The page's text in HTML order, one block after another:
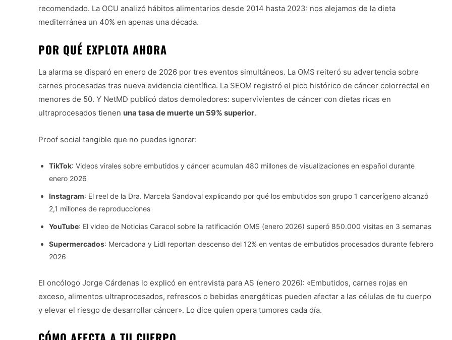
recomendado. La OCU analizó hábitos alimentarios desde 2014 hasta 2023: nos alejamos de la dieta
mediterránea un 40% en apenas una década.
POR QUÉ EXPLOTA AHORA
La alarma se disparó en enero de 2026 por tres eventos simultáneos. La OMS reiteró su advertencia sobre
carnes procesadas tras nueva evidencia científica. La SEOM registró el pico histórico de cáncer colorrectal en
menores de 50. Y NetMD publicó datos demoledores: supervivientes de cáncer con dietas ricas en
ultraprocesados tienen una tasa de muerte un 59% superior.
Proof social tangible que no puedes ignorar:
TikTok: Videos virales sobre embutidos y cáncer acumulan 480 millones de visualizaciones en español durante
enero 2026
Instagram: El reel de la Dra. Marcela Sandoval explicando por qué los embutidos son grupo 1 cancerígeno alcanzó
2,1 millones de reproducciones
YouTube: El video de Noticias Caracol sobre la ratificación OMS (enero 2026) superó 850.000 visitas en 3 semanas
Supermercados: Mercadona y Lidl reportan descenso del 12% en ventas de embutidos procesados durante febrero
2026
El oncólogo Jorge Cárdenas lo explicó en entrevista para AS (enero 2026): «Embutidos, carnes rojas en
exceso, alimentos ultraprocesados, refrescos o bebidas energéticas pueden afectar a las células de tu cuerpo
y elevar el riesgo de desarrollar cáncer». Lo dice quien opera tumores cada día.